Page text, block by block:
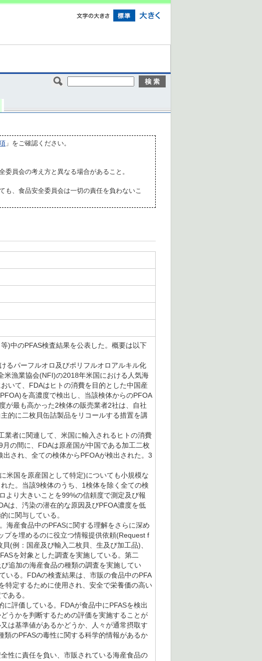
」をご確認ください。
員会の考え方と異なる場合があること。
も、食品安全委員会は一切の責任を負わないこ
)中のPFAS検査結果を公表した。概要は以下
るパーフルオロ及びポリフルオロアルキル化
米漁業協会(NFI)の2018年米国における人気海
いて、FDAはヒトの消費を目的とした中国産
を高濃度で検出し、当該検体からのPFOA
が最も高かった2検体の販売業者2社は、自社
的に二枚貝缶詰製品をリコールする措置を講
者に関連して、米国に輸入されるヒトの消費
の間に、FDAは原産国が中国である加工二枚
され、全ての検体からPFOAが検出された。3
米国を原産国として特定)についても小規模な
た。当該9検体のうち、1検体を除く全ての検
より大きいことを99%の信頼度で測定及び報
は、汚染の潜在的な原因及びPFOA濃度を低
に関与している。
産食品中のPFASに関する理解をさらに深め
プを埋めるのに役立つ情報提供依頼(Request f
(例：国産及び輸入二枚貝、生及び加工品)、
を対象とした調査を実施している。第二
追加の海産食品の種類の調査を実施してい
いる。FDAの検査結果は、市販の食品中のPFA
特定するために使用され、安全で栄養価の高い
ある。
評価している。FDAが食品中にPFASを検出
うかを判断するための評価を実施することが
は基準値があるかどうか、人々が通常摂取す
のPFASの毒性に関する科学的情報があるか
性に責任を負い、市販されている海産食品の